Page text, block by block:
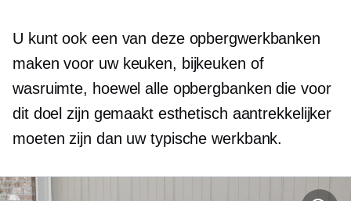
U kunt ook een van deze opbergwerkbanken
maken voor uw keuken, bijkeuken of
wasruimte, hoewel alle opbergbanken die voor
dit doel zijn gemaakt esthetisch aantrekkelijker
moeten zijn dan uw typische werkbank.